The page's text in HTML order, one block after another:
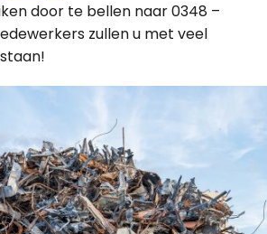
door te bellen naar 0348 –
zullen u met veel